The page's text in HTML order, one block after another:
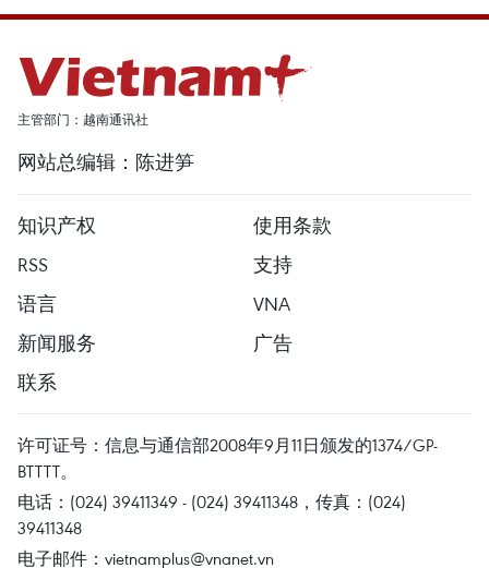
主管部门：越南通讯社
网站总编辑：陈进笋
知识产权
使用条款
RSS
支持
语言
VNA
新闻服务
广告
联系
许可证号：信息与通信部2008年9月11日颁发的1374/GP-
BTTTT。
电话：(024) 39411349 - (024) 39411348，传真：(024)
39411348
电子邮件： vietnamplus@vnanet.vn